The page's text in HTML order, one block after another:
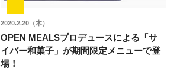
2020.2.20（木）
OPEN MEALSプロデュースによる「サ
イバー和菓子」が期間限定メニューで登
場！